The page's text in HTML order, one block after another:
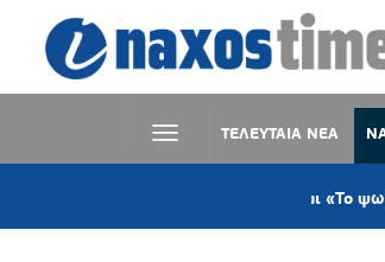
ΤΕΛΕΥΤΑΙΑ ΝΕΑ
Ο καλοκαιρινός χορός και «Το ψωμί της ζωής